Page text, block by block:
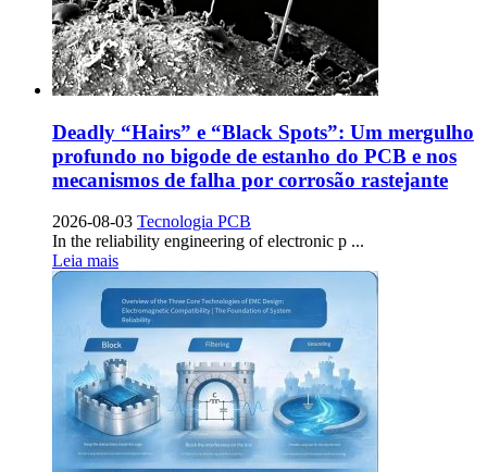
Deadly “Hairs” e “Black Spots”: Um mergulho
profundo no bigode de estanho do PCB e nos
mecanismos de falha por corrosão rastejante
2026-08-03 Tecnologia PCB
In the reliability engineering of electronic p ...
Leia mais